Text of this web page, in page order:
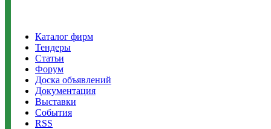
Каталог фирм
Тендеры
Статьи
Форум
Доска объявлений
Документация
Выставки
События
RSS